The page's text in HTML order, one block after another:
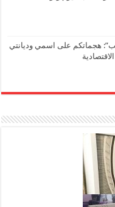
هجماتكم على اسمي وديانتي